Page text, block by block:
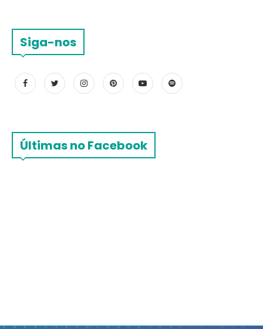
Siga-nos
Últimas no Facebook